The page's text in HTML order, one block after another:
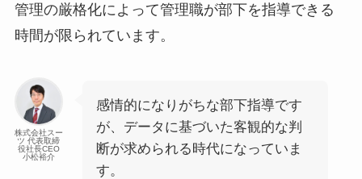
管理の厳格化によって管理職が部下を指導できる
時間が限られています。
株式会社スー
ツ 代表取締
役社長CEO
小松裕介
感情的になりがちな部下指導です
が、データに基づいた客観的な判
断が求められる時代になっていま
す。